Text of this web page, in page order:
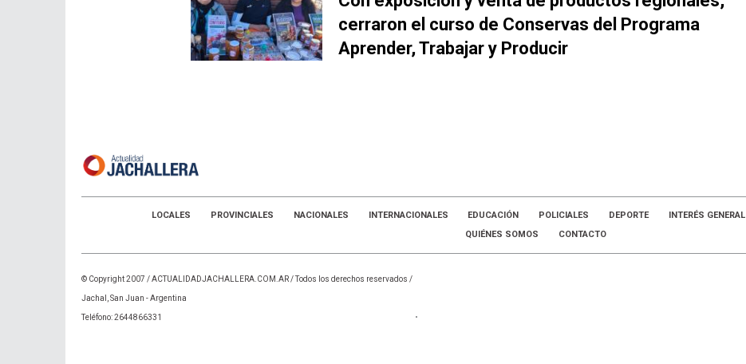
cerraron el curso de Conservas del Programa
Aprender, Trabajar y Producir
LOCALES PROVINCIALES NACIONALES INTERNACIONALES EDUCACIÓN POLICIALES DEPORTE INTERÉS GENERAL
QUIÉNES SOMOS
CONTACTO
© Copyright 2007 /ACTUALIDADJACHALLERA.COM.AR/ Todos los derechos reservados /
Jachal, San Juan - Argentina
Teléfono: 2644866331